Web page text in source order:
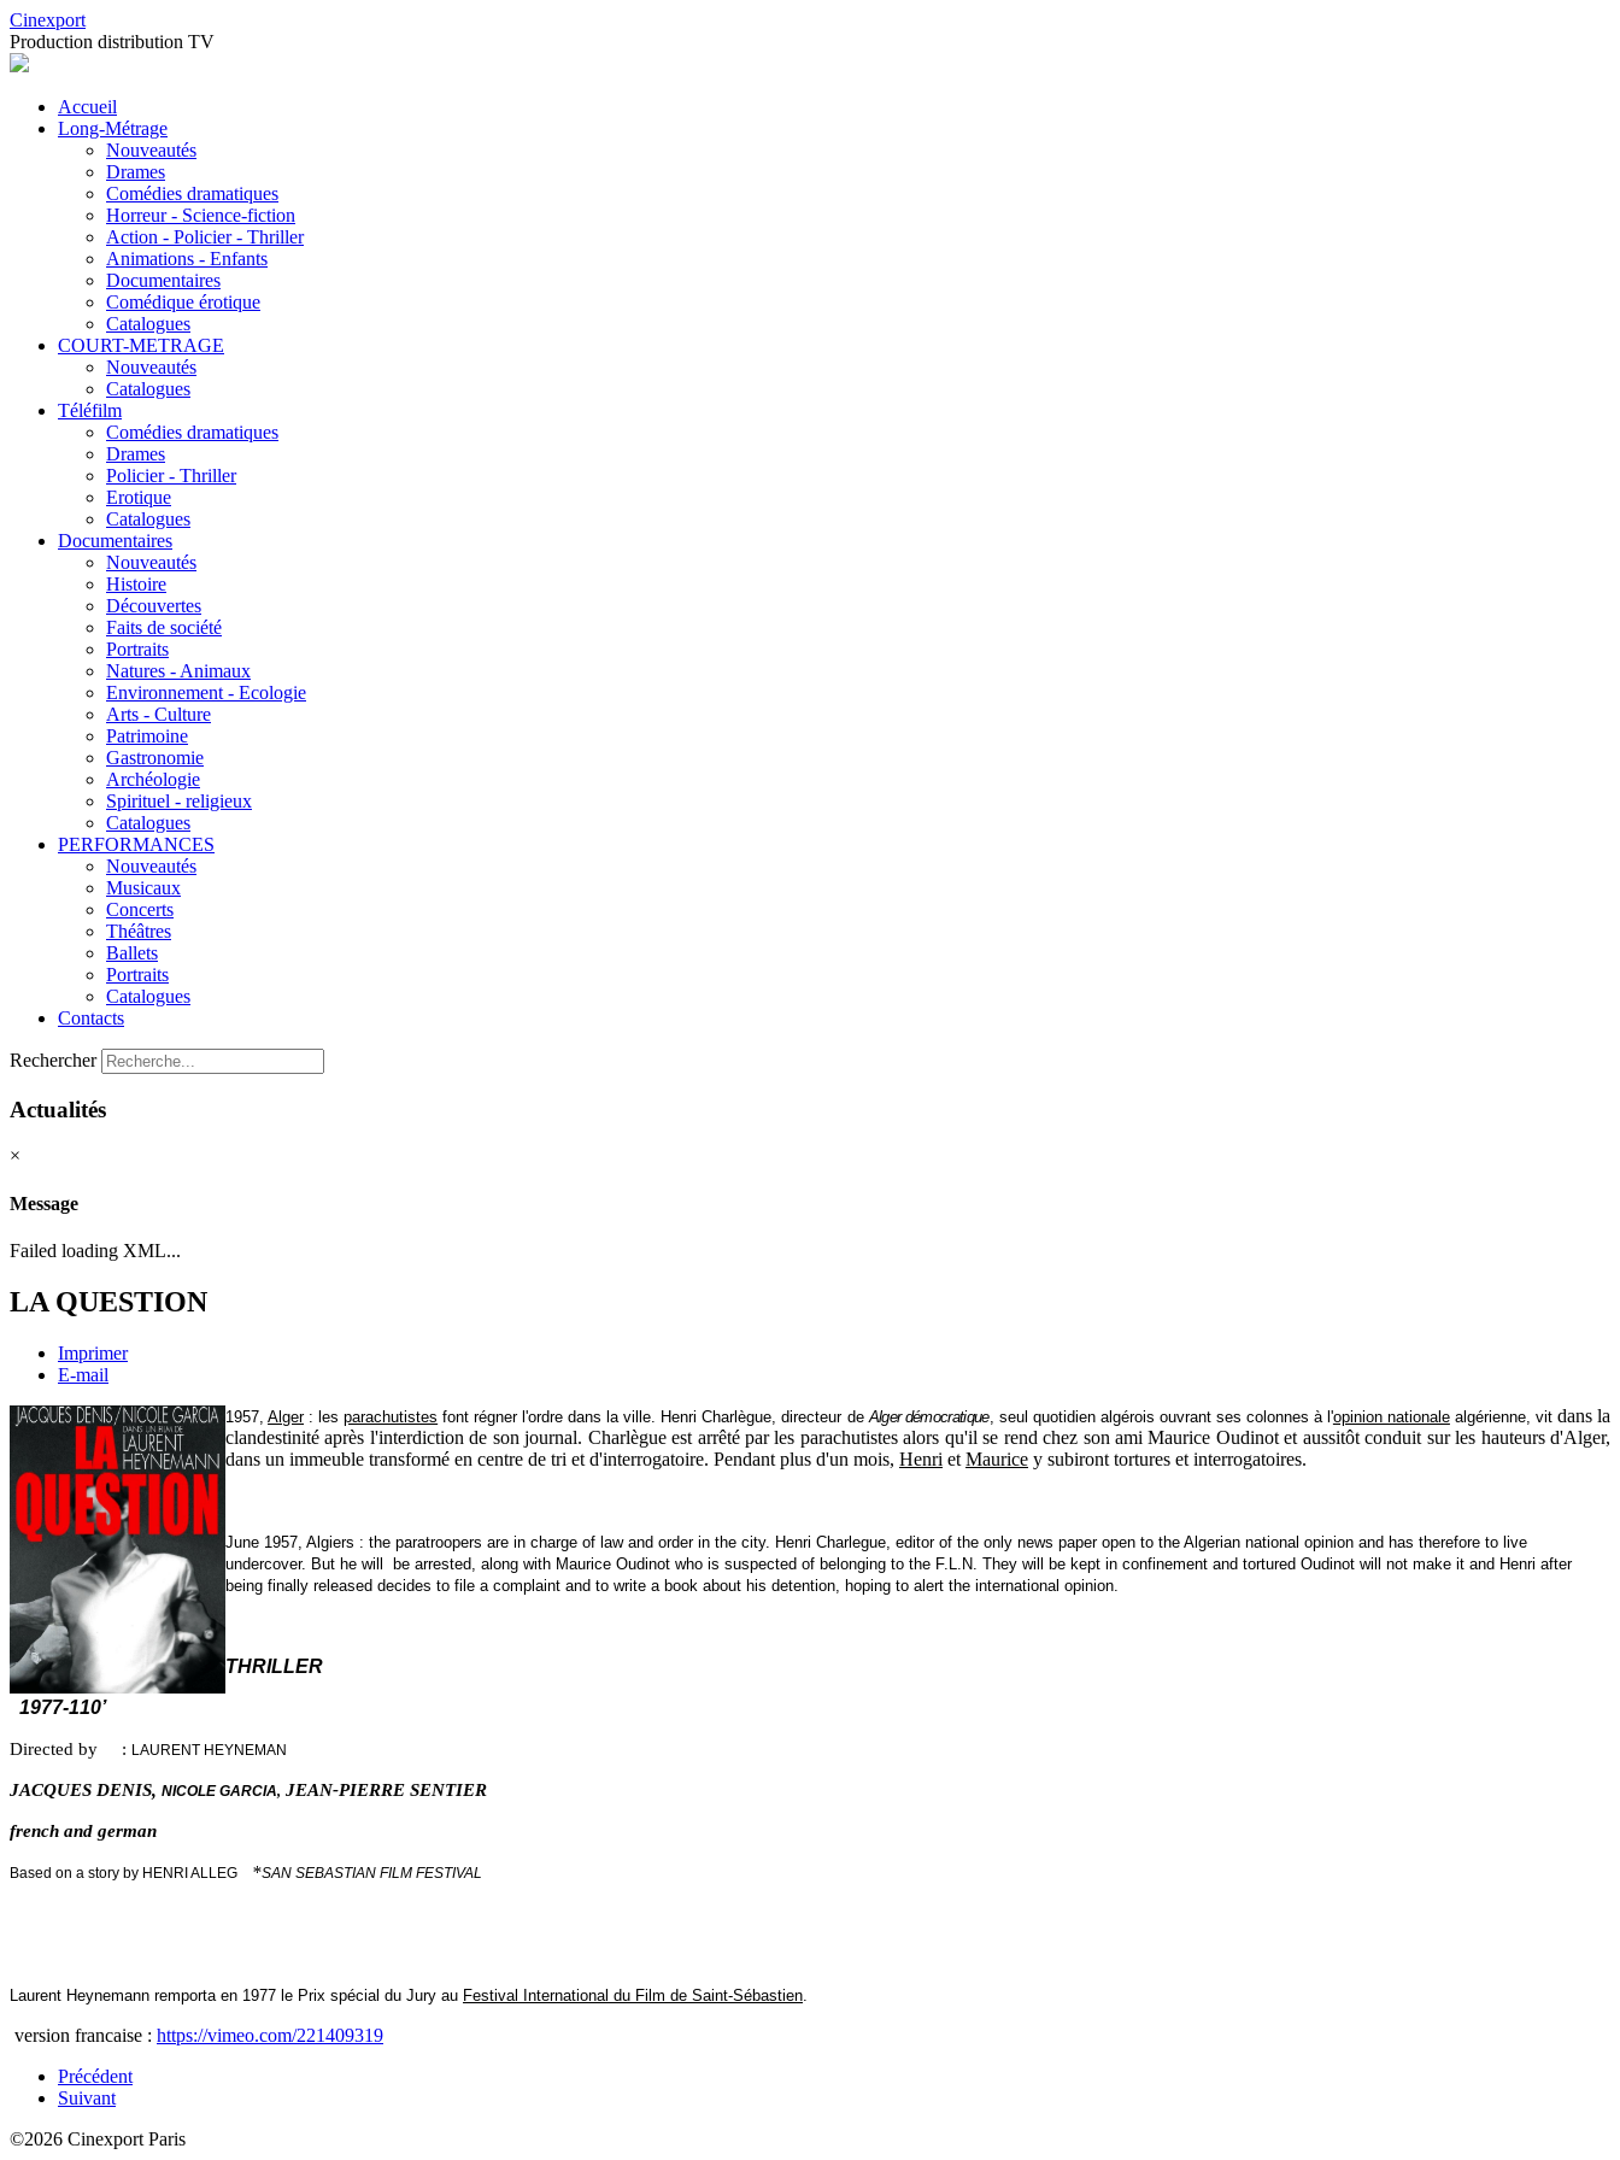
Cinexport
Production distribution TV
Accueil
Long-Métrage
Nouveautés
Drames
Comédies dramatiques
Horreur - Science-fiction
Action - Policier - Thriller
Animations - Enfants
Documentaires
Comédique érotique
Catalogues
COURT-METRAGE
Nouveautés
Catalogues
Téléfilm
Comédies dramatiques
Drames
Policier - Thriller
Erotique
Catalogues
Documentaires
Nouveautés
Histoire
Découvertes
Faits de société
Portraits
Natures - Animaux
Environnement - Ecologie
Arts - Culture
Patrimoine
Gastronomie
Archéologie
Spirituel - religieux
Catalogues
PERFORMANCES
Nouveautés
Musicaux
Concerts
Théâtres
Ballets
Portraits
Catalogues
Contacts
Rechercher
Actualités
×
Message
Failed loading XML...
LA QUESTION
Imprimer
E-mail
1957,Alger: lesparachutistes font régner l'ordre dans la ville. Henri Charlègue, directeur de Alger démocratique, seul quotidien algérois ouvrant ses colonnes à l'opinion nationalealgérienne, vitdans la
clandestinité après l'interdiction de son journal. Charlègue est arrêté par les parachutistes alors qu'il se rend chez son ami Maurice Oudinot et aussitôt conduit sur les hauteurs d'Alger,
dans un immeuble transformé en centre de tri et d'interrogatoire. Pendant plus d'un mois, Henri et Maurice y subiront tortures et interrogatoires.
June 1957, Algiers : the paratroopers are in charge of law and order in the city. Henri Charlegue, editor of the only news paper open to the Algerian national opinion and has therefore to live
undercover. But he will be arrested, along with Maurice Oudinot who is suspected of belonging to the F.L.N. They will be kept in confinement and tortured Oudinot will not make it and Henri after
being finally released decides to file a complaint and to write a book about his detention, hoping to alert the international opinion.
THRILLER
1977-110’
Directed by : LAURENT HEYNEMAN
JACQUES DENIS, NICOLE GARCIA, JEAN‑PIERRE SENTIER
french and german
Based on a story by HENRI ALLEG *SAN SEBASTIAN FILM FESTIVAL
Laurent Heynemann remporta en 1977 le Prix spécial du Jury au Festival International du Film de Saint-Sébastien
version francaise : https://vimeo.com/221409319
Précédent
Suivant
©2026 Cinexport Paris